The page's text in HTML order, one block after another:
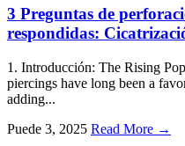
3 Preguntas de
respondidas:
1. Introducción: The Rising
piercings have long been a
adding...
Puede 3, 2025 Read More →